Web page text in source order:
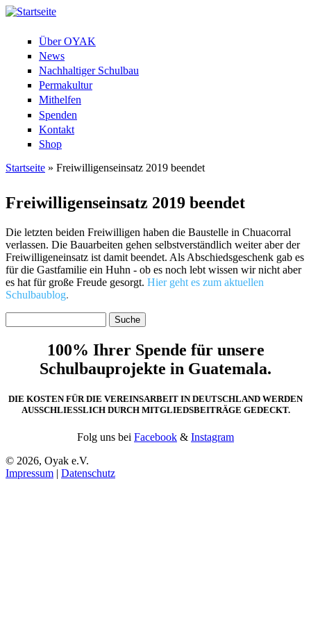
Über OYAK
News
Nachhaltiger Schulbau
Permakultur
Mithelfen
Spenden
Kontakt
Shop
Startseite » Freiwilligenseinsatz 2019 beendet
Freiwilligenseinsatz 2019 beendet
Die letzten beiden Freiwilligen haben die Baustelle in Chuacorral
verlassen. Die Bauarbeiten gehen selbstverständlich weiter aber der
Freiwilligeneinsatz ist damit beendet. Als Abschiedsgeschenk gab es
für die Gastfamilie ein Huhn - ob es noch lebt wissen wir nicht aber
es hat für große Freude gesorgt. Hier geht es zum aktuellen
Schulbaublog.
100% Ihrer Spende für unsere
Schulbauprojekte in Guatemala.
DIE KOSTEN FÜR DIE VEREINSARBEIT IN DEUTSCHLAND WERDEN
AUSSCHLIESSLICH DURCH MITGLIEDSBEITRÄGE GEDECKT.
Folg uns bei Facebook & Instagram
© 2026, Oyak e.V.
Impressum | Datenschutz